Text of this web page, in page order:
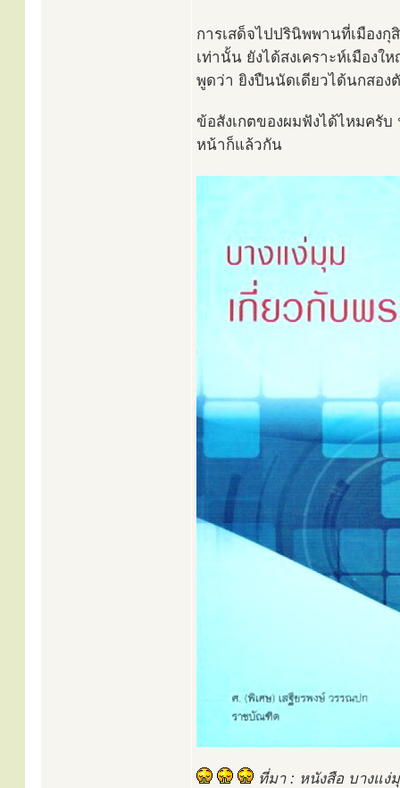
การเสด็จไปปรินิพพานที่เมืองกุ
เท่านั้น ยังได้สงเคราะห์เมือง
พูดว่า ยิงปืนนัดเดียวได้นกสอง
ข้อสังเกตของผมฟังได้ไหมครับ
หน้าก็แล้วกัน
ที่มา : หนังสือ บางแง่